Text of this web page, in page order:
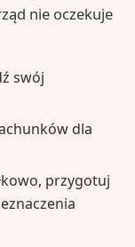
nie oczekuje
swój
dla
przygotuj